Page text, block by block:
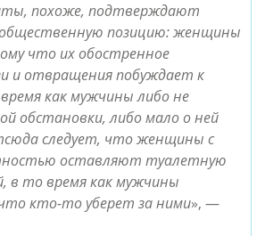
похоже, подтверждают
позицию: женщины
что их обостренное
и отвращения побуждает к
как мужчины либо не
обстановки, либо мало о ней
следует, что женщины с
оставляют туалетную
в то время как мужчины
кто-то уберет за ними», —